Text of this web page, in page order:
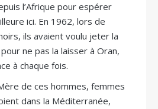
l’Afrique pour espérer
ici. En 1962, lors de
ils avaient voulu jeter la
ne pas la laisser à Oran,
à chaque fois.
de ces hommes, femmes
dans la Méditerranée,